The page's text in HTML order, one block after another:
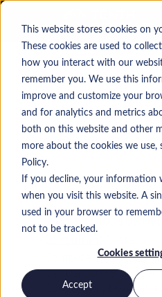
This website stores cookies on
These cookies are used to
how you interact with our
remember you. We use this
improve and customize your
and for analytics and metrics
both on this website and other
more about the cookies we use,
Policy.
If you decline, your information
when you visit this website. A
used in your browser to
not to be tracked.
Cookies
Accept
Réf. :
Business Central
Functional
USA
75 $US to 100 $US USD
Compétences:
Central, D365 BC,
Consultant, Dynamics